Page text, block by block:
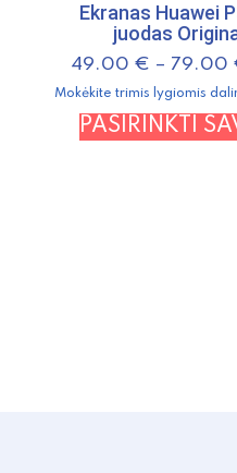
Ekranas Huawei
juodas
49.00 € – 79.00
Mokėkite trimis lygiomis
PASIRINKTI